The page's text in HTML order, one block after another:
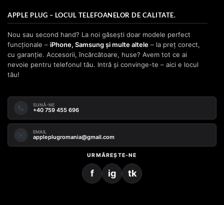
APPLE PLUG – LOCUL TELEFOANELOR DE CALITATE.
Nou sau second hand? La noi găsești doar modele perfect
funcționale – iPhone, Samsung și multe altele – la preț corect,
cu garanție. Accesorii, încărcătoare, huse? Avem tot ce ai
nevoie pentru telefonul tău. Intră și convinge-te – aici e locul
tău!
📞 SUNĂ-NE
+40 759 455 696
✉️ EMAIL
appleplugromania@gmail.com
URMĂREȘTE-NE
f ig tk